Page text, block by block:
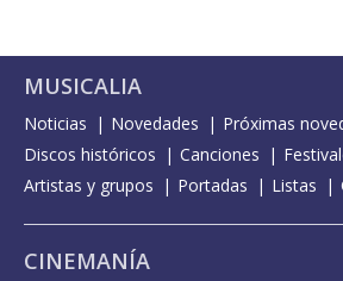
MUSICALIA
Noticias Novedades
Próximas
Discos históricos
Canciones
Artistas y grupos
Portadas Listas
CINEMANÍA